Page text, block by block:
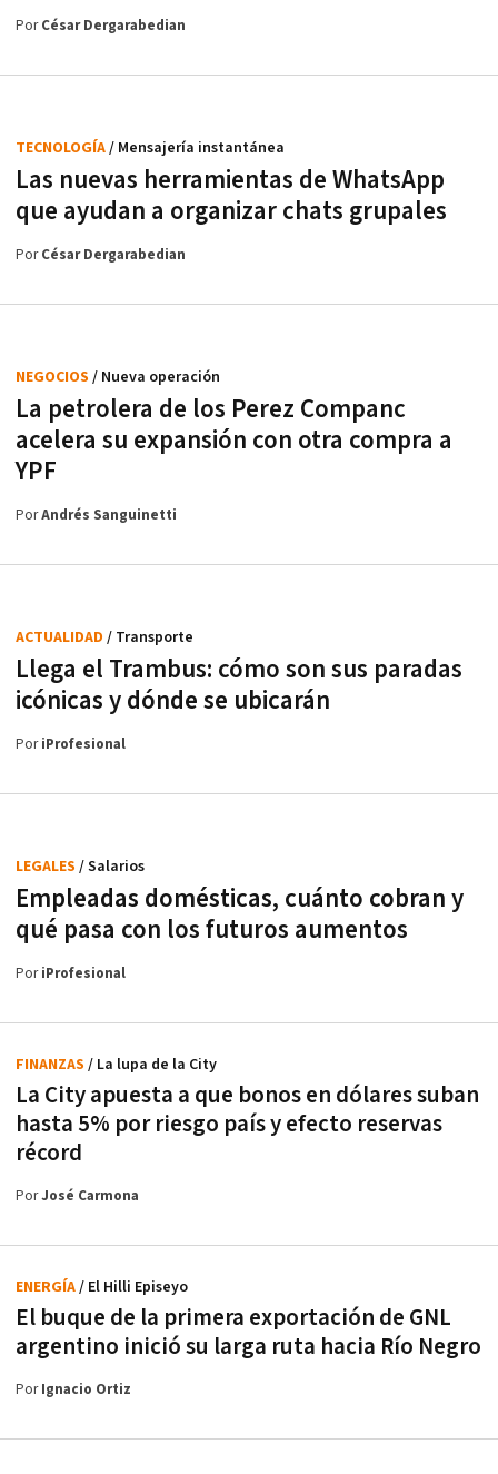
PorCésar Dergarabedian
Las nuevas herramientas de WhatsApp
que ayudan a organizar chats grupales
TECNOLOGÍA/ Mensajería instantánea
PorCésar Dergarabedian
La petrolera de los Perez Companc
acelera su expansión con otra compra a
YPF
NEGOCIOS / Nueva operación
PorAndrés Sanguinetti
Llega el Trambus: cómo son sus paradas
icónicas y dónde se ubicarán
ACTUALIDAD / Transporte
PoriProfesional
Empleadas domésticas, cuánto cobran y
qué pasa con los futuros aumentos
LEGALES / Salarios
PoriProfesional
La City apuesta a que bonos en dólares suban
hasta 5% por riesgo país y efecto reservas
récord
FINANZAS / La lupa de la City
PorJosé Carmona
El buque de la primera exportación de GNL
argentino inició su larga ruta hacia Río Negro
ENERGÍA/ El Hilli Episeyo
PorIgnacio Ortiz